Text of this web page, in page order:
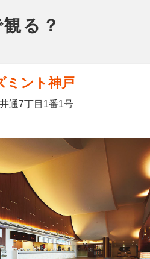
る？
ミント神戸
通7丁目1番1号